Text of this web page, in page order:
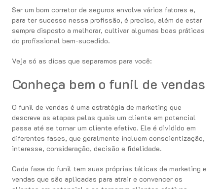
Ser um bom corretor de seguros envolve vários fatores e,
para ter sucesso nessa profissão, é preciso, além de estar
sempre disposto a melhorar, cultivar algumas boas práticas
do profissional bem-sucedido.
Veja só as dicas que separamos para você:
Conheça bem o funil de vendas
O funil de vendas é uma estratégia de marketing que
descreve as etapas pelas quais um cliente em potencial
passa até se tornar um cliente efetivo. Ele é dividido em
diferentes fases, que geralmente incluem conscientização,
interesse, consideração, decisão e fidelidade.
Cada fase do funil tem suas próprias táticas de marketing e
vendas que são aplicadas para atrair e convencer os